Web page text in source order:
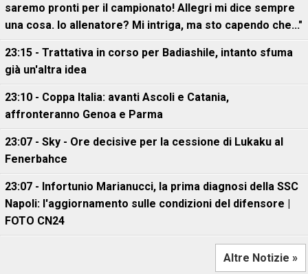
saremo pronti per il campionato! Allegri mi dice sempre
una cosa. Io allenatore? Mi intriga, ma sto capendo che..."
23:15 - Trattativa in corso per Badiashile, intanto sfuma
già un'altra idea
23:10 - Coppa Italia: avanti Ascoli e Catania,
affronteranno Genoa e Parma
23:07 - Sky - Ore decisive per la cessione di Lukaku al
Fenerbahce
23:07 - Infortunio Marianucci, la prima diagnosi della SSC
Napoli: l'aggiornamento sulle condizioni del difensore |
FOTO CN24
Altre Notizie »